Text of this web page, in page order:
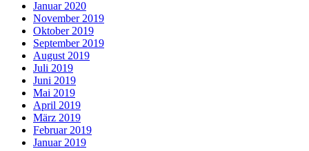
Januar 2020
November 2019
Oktober 2019
September 2019
August 2019
Juli 2019
Juni 2019
Mai 2019
April 2019
März 2019
Februar 2019
Januar 2019